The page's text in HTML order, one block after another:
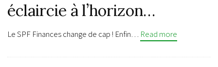
éclaircie à l’horizon…
Le SPF Finances change de cap ! Enfin… Read more